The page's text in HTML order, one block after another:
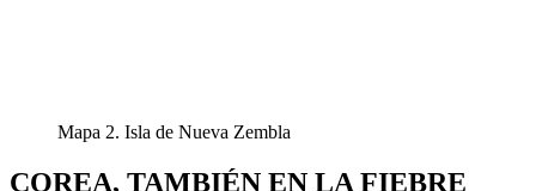
Mapa 2. Isla de Nueva Zembla
COREA, TAMBIÉN EN LA FIEBRE